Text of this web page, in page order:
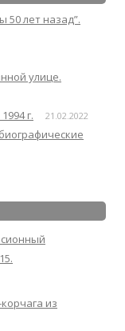
50 лет назад”.
улице.
г. 21.02.2022
из